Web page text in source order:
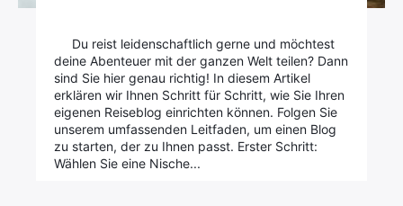
Du reist leidenschaftlich gerne und möchtest
deine Abenteuer mit der ganzen Welt teilen? Dann
sind Sie hier genau richtig! In diesem Artikel
erklären wir Ihnen Schritt für Schritt, wie Sie Ihren
eigenen Reiseblog einrichten können. Folgen Sie
unserem umfassenden Leitfaden, um einen Blog
zu starten, der zu Ihnen passt. Erster Schritt:
Wählen Sie eine Nische...